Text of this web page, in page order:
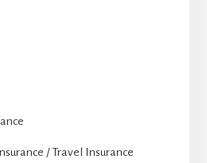
/ Travel Insurance